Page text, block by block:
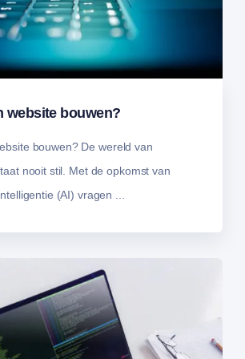
website bouwen?
bouwen? De wereld van
nooit stil. Met de opkomst van
(AI) vragen ...